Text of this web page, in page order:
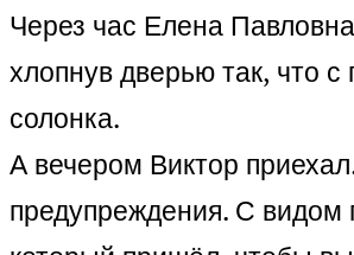
Через час Елена
хлопнув дверью так, что с
солонка.
А вечером Виктор
предупреждения. С видом